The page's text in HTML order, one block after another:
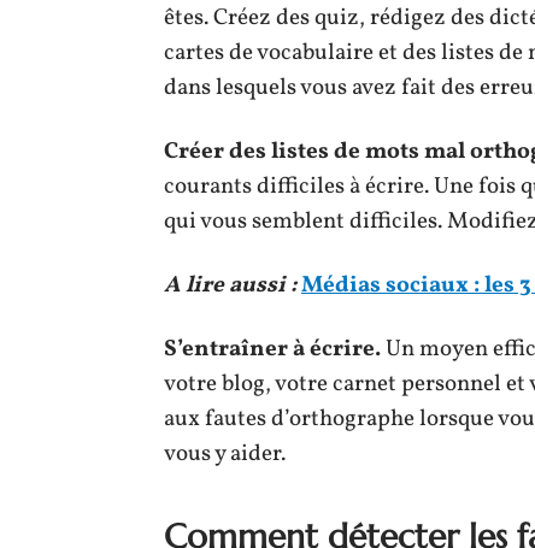
êtes. Créez des quiz, rédigez des
cartes de vocabulaire et des listes
dans lesquels vous avez fait des
Créer des listes de mots mal
courants difficiles à écrire. Une fois
qui vous semblent difficiles.
A lire aussi :Médias sociaux : les
S’entraîner à écrire.Un moyen
votre blog, votre carnet personnel
aux fautes d’orthographe lorsque
vous y aider.
Comment détecter les